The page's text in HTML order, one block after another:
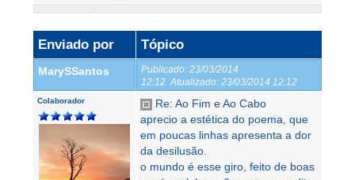
Enviado por Tópico
MarySSantos Publicado: 23/03/2014
12:12 Atualizado: 23/03/2014 12:12
Colaborador
Re: Ao Fim e Ao Cabo
aprecio a estética do poema, que
em poucas linhas apresenta a dor
da desilusão.
o mundo é esse giro, feito de boas